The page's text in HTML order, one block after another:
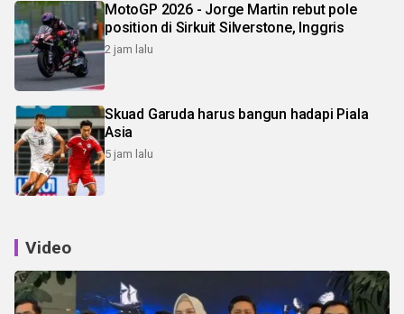
MotoGP 2026 - Jorge Martin rebut pole
position di Sirkuit Silverstone, Inggris
2 jam lalu
Skuad Garuda harus bangun hadapi Piala
Asia
5 jam lalu
Video